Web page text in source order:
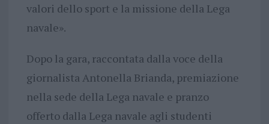
valori dello sport e la missione della Lega
navale».
Dopo la gara, raccontata dalla voce della
giornalista Antonella Brianda, premiazione
nella sede della Lega navale e pranzo
offerto dalla Lega navale agli studenti